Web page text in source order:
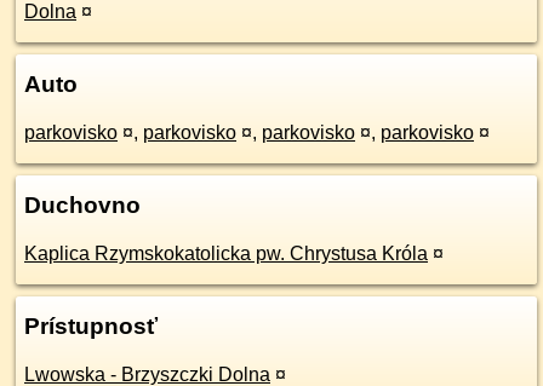
Dolna ¤
Auto
parkovisko ¤, parkovisko ¤, parkovisko ¤, parkovisko ¤
Duchovno
Kaplica Rzymskokatolicka pw. Chrystusa Króla ¤
Prístupnosť
Lwowska - Brzyszczki Dolna ¤